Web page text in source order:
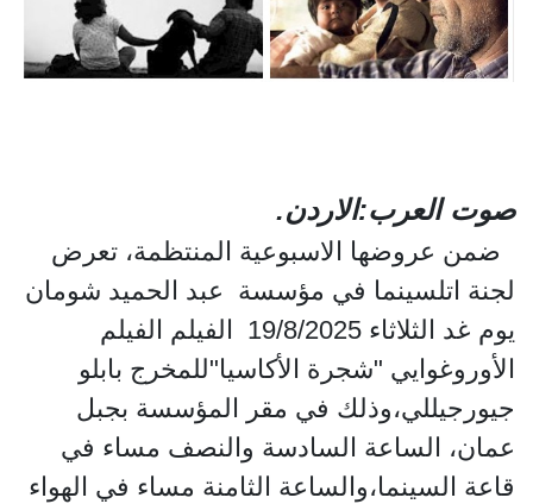
صوت العرب:الاردن.
ضمن عروضها الاسبوعية المنتظمة، تعرض
لجنة اتلسينما في مؤسسة عبد الحميد شومان
يوم غد الثلاثاء 19/8/2025 الفيلم الفيلم
الأوروغوايي "شجرة الأكاسيا"للمخرج بابلو
جيورجيللي،وذلك في مقر المؤسسة بجبل
عمان، الساعة السادسة والنصف مساء في
قاعة السينما،والساعة الثامنة مساء في الهواء